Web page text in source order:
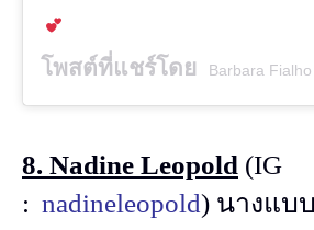
โพสต์ที่แชร์โดย Barbara Fialho
8. Nadine Leopold (IG
: nadineleopold) นางแบ